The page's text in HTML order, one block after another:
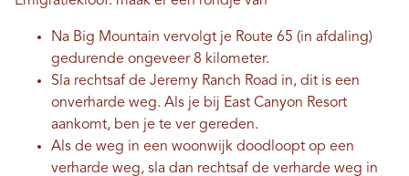
Na Big Mountain vervolgt je Route 65 (in afdaling)
gedurende ongeveer 8 kilometer.
Sla rechtsaf de Jeremy Ranch Road in, dit is een
onverharde weg. Als je bij East Canyon Resort
aankomt, ben je te ver gereden.
Als de weg in een woonwijk doodloopt op een
verharde weg, sla dan rechtsaf de verharde weg in